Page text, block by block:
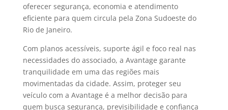
oferecer segurança, economia e atendimento
eficiente para quem circula pela Zona Sudoeste do
Rio de Janeiro.
Com planos acessíveis, suporte ágil e foco real nas
necessidades do associado, a Avantage garante
tranquilidade em uma das regiões mais
movimentadas da cidade. Assim, proteger seu
veículo com a Avantage é a melhor decisão para
quem busca segurança, previsibilidade e confiança